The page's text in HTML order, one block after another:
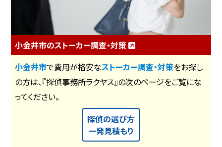
小金井市のストーカー調査・対策
小金井市で費用が格安なストーカー調査・対策をお探し
の方は、『探偵事務所ラクヤス』の次のページをご覧にな
ってください。
探偵の選び方
一発見積もり